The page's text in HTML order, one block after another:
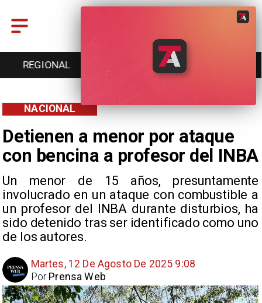
ENTRETENCIÓN DEPORTES
Detienen a menor por ataque
con bencina a profesor del INBA
Un menor de 15 años, presuntamente
involucrado en un ataque con combustible a
un profesor del INBA durante disturbios, ha
sido detenido tras ser identificado como uno
de los autores.
NACIONAL
Martes, 12 De Agosto De 2025 9:08
Prensa Web
Por